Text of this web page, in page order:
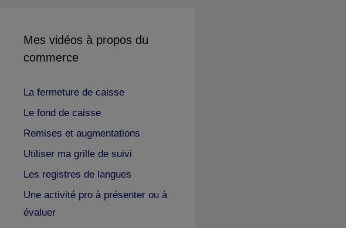
Mes vidéos à propos du
commerce
La fermeture de caisse
Le fond de caisse
Remises et augmentations
Utiliser ma grille de suivi
Les registres de langues
Une activité pro à présenter ou à
évaluer